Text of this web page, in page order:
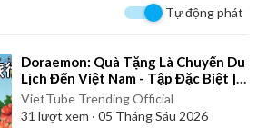
Tự động phát
⁣Doraemon: Quà Tặng Là Chuyến Du
Lịch Đến Việt Nam - Tập Đặc Biệt |
Bản Lồng Tiếng Full
VietTube Trending Official
31 lượt xem · 05 Tháng Sáu 2026